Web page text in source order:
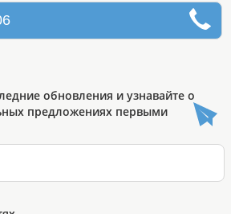
обновления и узнавайте о
предложениях первыми